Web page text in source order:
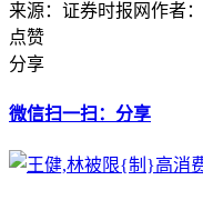
来源：证券时报网作者
点赞
分享
微信扫一扫：分享